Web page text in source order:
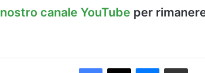
nostro canale YouTube per
Facebook
X Messenger
Condividi via Email